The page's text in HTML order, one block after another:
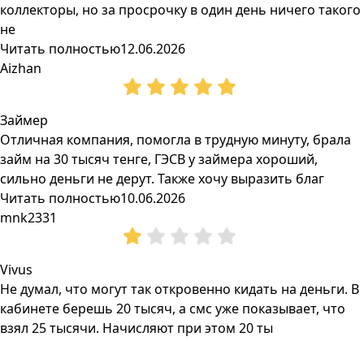
коллекторы, но за просрочку в один день ничего такого
не
Читать полностью12.06.2026
Aizhan
Займер
Отличная компания, помогла в трудную минуту, брала
займ на 30 тысяч тенге, ГЭСВ у займера хороший,
сильно деньги не дерут. Также хочу выразить благ
Читать полностью10.06.2026
mnk2331
Vivus
Не думал, что могут так откровенно кидать на деньги. В
кабинете берешь 20 тысяч, а смс уже показывает, что
взял 25 тысячи. Начисляют при этом 20 ты